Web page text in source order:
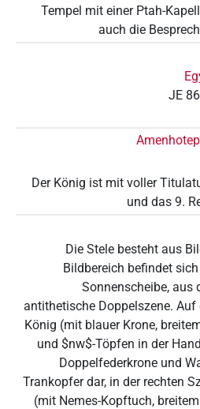
Tempel mit einer Ptah-
auch die
JE
Der König ist mit voller
und das 9.
Die Stele besteht aus
Bildbereich befindet
Sonnenscheibe, aus
antithetische Doppelszene.
König (mit blauer Krone,
und $nw$-Töpfen in der
Doppelfederkrone und
Trankopfer dar, in der rechten
(mit Nemes-Kopftuch,